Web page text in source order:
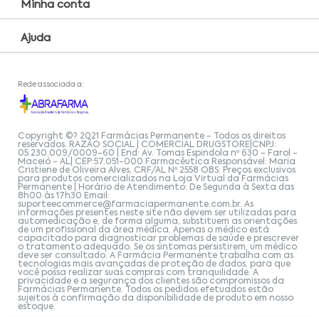
Minha conta
Ajuda
Rede associada a:
Copyright ©? 2021 Farmácias Permanente - Todos os direitos
reservados. RAZÃO SOCIAL | COMERCIAL DRUGSTORE|CNPJ:
05.230.009/0009-60 | End: Av. Tomas Espindola nº 630 - Farol -
Maceió - AL| CEP:57.051-000 Farmacêutica Responsável: Maria
Cristiene de Oliveira Alves, CRF/AL Nº 2558 OBS: Preços exclusivos
para produtos comercializados na Loja Virtual da Farmácias
Permanente | Horário de Atendimento: De Segunda à Sexta das
8h00 às 17h30 Email:
suporteecommerce@farmaciapermanente.com.br. As
informações presentes neste site não devem ser utilizadas para
automedicação e, de forma alguma, substituem as orientações
de um profissional da área médica. Apenas o médico está
capacitado para diagnosticar problemas de saúde e prescrever
o tratamento adequado. Se os sintomas persistirem, um médico
deve ser consultado. A Farmácia Permanente trabalha com as
tecnologias mais avançadas de proteção de dados, para que
você possa realizar suas compras com tranquilidade. A
privacidade e a segurança dos clientes são compromissos da
Farmácias Permanente. Todos os pedidos efetuados estão
sujeitos à confirmação da disponibilidade de produto em nosso
estoque.